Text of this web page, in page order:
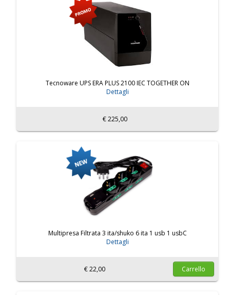
Tecnoware UPS ERA PLUS 2100 IEC TOGETHER ON
Dettagli
€ 225,00
Multipresa Filtrata 3 ita/shuko 6 ita 1 usb 1 usbC
Dettagli
€ 22,00 Carrello